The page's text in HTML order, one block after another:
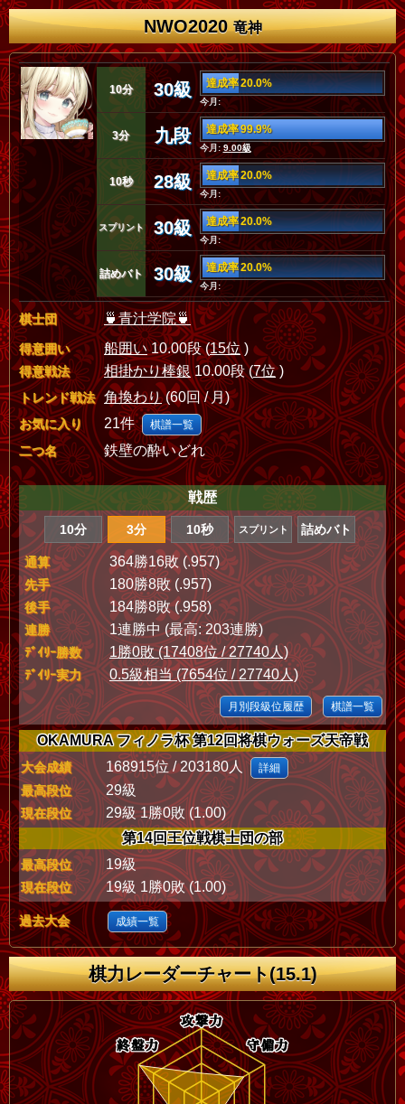
NWO2020竜神
10分 30級 達成率 20.0%
今月:
3分 九段 達成率 99.9%
今月:9.00級
10秒 28級 達成率 20.0%
今月:
スプリント 30級 達成率 20.0%
今月:
詰めバト 30級 達成率 20.0%
今月:
棋士団 🍵青汁学院🍵
得意囲い 船囲い10.00段 (15位)
得意戦法 相掛かり棒銀10.00段 (7位)
トレンド戦法 角換わり(60回 / 月)
お気に入り 21件 棋譜一覧
二つ名 鉄壁の酔いどれ
戦歴
10分 3分 10秒 スプリント 詰めバト
通算 364勝16敗 (.957)
先手 180勝8敗 (.957)
後手 184勝8敗 (.958)
連勝 1連勝中 (最高: 203連勝)
ﾃﾞｲﾘｰ勝数 1勝0敗 (17408位 / 27740人)
ﾃﾞｲﾘｰ実力 0.5級相当 (7654位 / 27740人)
月別段級位履歴 棋譜一覧
OKAMURA フィノラ杯 第12回将棋ウォーズ天帝戦
大会成績 168915位 / 203180人 詳細
最高段位 29級
現在段位
29級 1勝0敗 (1.00)
第14回王位戦棋士団の部
最高段位 19級
現在段位 19級 1勝0敗 (1.00)
過去大会 成績一覧
棋力レーダーチャート(15.1)